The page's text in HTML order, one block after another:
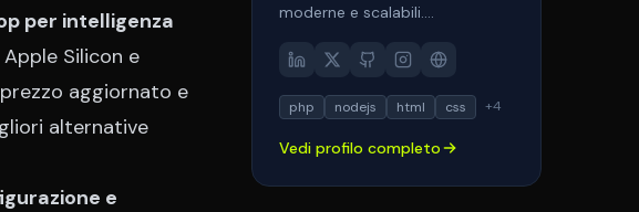
per intelligenza
Silicon e
aggiornato e
alternative
e
moderne e scalabili.
Node.js e tecnologie frontend
Appassionato di architetture
experience. Aiuto aziende e
professionisti a trasformare le
php nodejs html css +4
Vedi profilo completo